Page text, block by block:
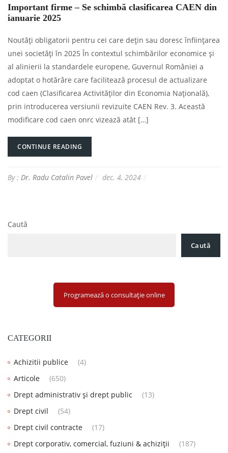
Important firme – Se schimbă clasificarea CAEN din
ianuarie 2025
Noutăți obligatorii pentru cei care dețin sau doresc înființarea
unei societăți în 2025 În contextul schimbărilor economice și
al alinierii la standardele europene, Guvernul României a
adoptat o hotărâre care facilitează procesul de actualizare
cod caen (Clasificarea Activităților din Economia Națională),
prin introducerea versiunii revizuite CAEN Rev. 3. Această
modificare cod caen onrc vizează atât […]
CONTINUE READING
By : Dr. Radu Catalin Pavel dec. 4, 2024
Caută
Caută
Programează o consultație online
CATEGORII
Achizitii publice
(4)
Articole
(650)
Drept administrativ și drept public
(13)
Drept civil
(54)
Drept civil contracte
(17)
Drept corporativ, comercial, fuziuni & achiziții
(187)